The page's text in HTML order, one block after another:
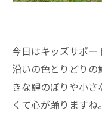
今日はキッズサポ
沿いの色とりどり
きな鯉のぼりや小
くて心が踊ります